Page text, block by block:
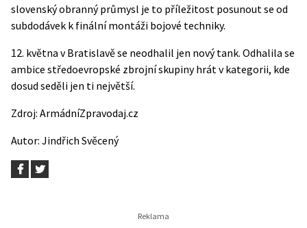
slovenský obranný průmysl je to příležitost posunout se od
subdodávek k finální montáži bojové techniky.
12. května v Bratislavě se neodhalil jen nový tank. Odhalila se
ambice středoevropské zbrojní skupiny hrát v kategorii, kde
dosud seděli jen ti největší.
Zdroj: ArmádníZpravodaj.cz
Autor: Jindřich Svěcený